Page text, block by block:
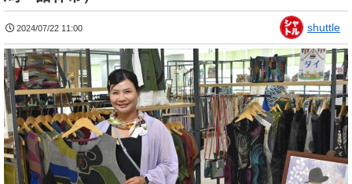
2024/07/22 11:00 shuttle